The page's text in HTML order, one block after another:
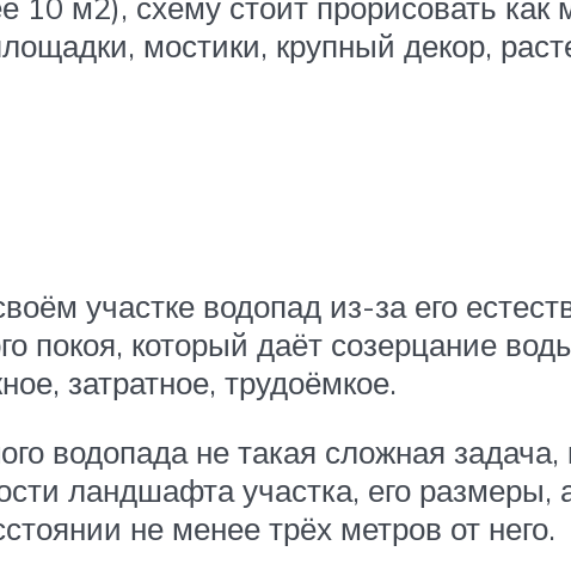
мостики, крупный декор,
участке водопад из-за его
покоя, который даёт созерцание
затратное, трудоёмкое.
водопада не такая сложная
ландшафта участка, его размеры,
не менее трёх метров от него.